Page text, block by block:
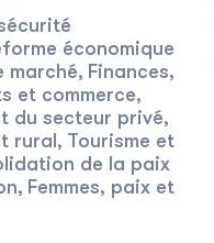
économique
marché, Finances,
et commerce,
du secteur privé,
rural , Tourisme et
de la paix
, Femmes, paix et